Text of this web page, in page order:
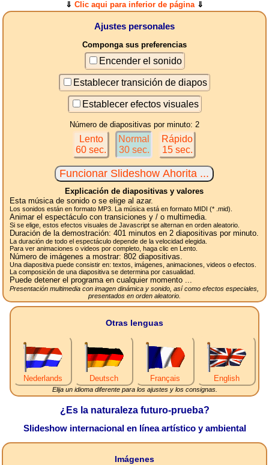
⇓ Clic aqui para inferior de página⇓
Ajustes personales
Componga sus preferencias
Encender el sonido
Establecer transición de diapos
Establecer efectos visuales
Número de diapositivas por minuto: 2
Lento
60 sec.
Normal
30 sec.
Rápido
15 sec.
Explicación de diapositivas y valores
Esta música de sonido o se elige al azar.
Los sonidos están en formato MP3. La música está en formato MIDI (* .mid).
Animar el espectáculo con transiciones y / o multimedia.
Si se elige, estos efectos visuales de Javascript se alternan en orden aleatorio.
Duración de la demostración:401 minutos en 2diapositivas por minuto.
La duración de todo el espectáculo depende de la velocidad elegida.
Para ver animaciones o videos por completo, haga clic en Lento.
Número de imágenes a mostrar:802 diapositivas.
Una diapositiva puede consistir en: textos, imágenes, animaciones, videos o efectos.
La composición de una diapositiva se determina por casualidad.
Puede detener el programa en cualquier momento ...
Presentación multimedia con imagen dinámica y sonido, así como efectos especiales,
presentados en orden aleatorio.
Otras lenguas
Nederlands Deutsch Français English
Elija un idioma diferente para los ajustes y los consignas.
¿Es la naturaleza futuro-prueba?
Slideshow internacional en línea artístico y ambiental
Imágenes